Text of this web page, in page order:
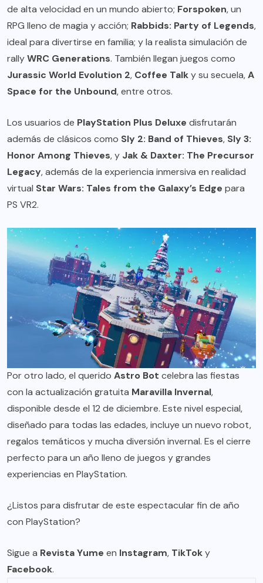
de alta velocidad en un mundo abierto; Forspoken, un
RPG lleno de magia y acción; Rabbids: Party of Legends,
ideal para divertirse en familia; y la realista simulación de
rallyWRC Generations. También llegan juegos como
Jurassic World Evolution 2, Coffee Talky su secuela,A
Space for the Unbound, entre otros.
Los usuarios de PlayStation Plus Deluxe disfrutarán
además de clásicos como Sly 2: Band of Thieves, Sly 3:
Honor Among Thieves, y Jak & Daxter: The Precursor
Legacy, además de la experiencia inmersiva en realidad
virtual Star Wars: Tales from the Galaxy’s Edge para
PS VR2.
Por otro lado, el querido Astro Bot celebra las fiestas
con la actualización gratuita Maravilla Invernal,
disponible desde el 12 de diciembre. Este nivel especial,
diseñado para todas las edades, incluye un nuevo robot,
regalos temáticos y mucha diversión invernal. Es el cierre
perfecto para un año lleno de juegos y grandes
experiencias en PlayStation.
¿Listos para disfrutar de este espectacular fin de año
con PlayStation?
Sigue a Revista Yume en Instagram, TikToky
Facebook.